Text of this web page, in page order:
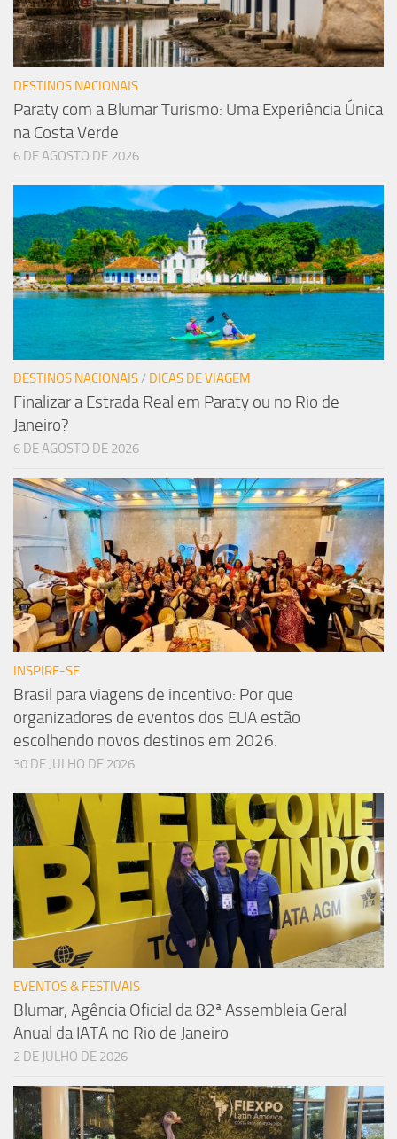
DESTINOS NACIONAIS
Paraty com a Blumar Turismo: Uma Experiência Única
na Costa Verde
6 DE AGOSTO DE 2026
DESTINOS NACIONAIS/ DICAS DE VIAGEM
Finalizar a Estrada Real em Paraty ou no Rio de
Janeiro?
6 DE AGOSTO DE 2026
INSPIRE-SE
Brasil para viagens de incentivo: Por que
organizadores de eventos dos EUA estão
escolhendo novos destinos em 2026.
30 DE JULHO DE 2026
EVENTOS & FESTIVAIS
Blumar, Agência Oficial da 82ª Assembleia Geral
Anual da IATA no Rio de Janeiro
2 DE JULHO DE 2026